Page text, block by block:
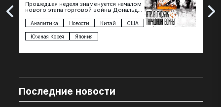
Прошедшая неделя знаменуется началом
нового этапа торговой войны Дональда
импорта из более 100 стран…
Аналитика Новости Китай США
Южная Корея Япония
The
Последние новости